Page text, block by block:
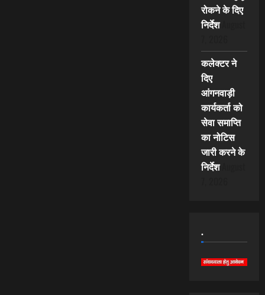
रोकने के दिए
निर्देश
कलेक्टर ने
दिए
आंगनवाड़ी
कार्यकर्ता को
सेवा समाप्ति
का नोटिस
जारी करने के
निर्देश
.